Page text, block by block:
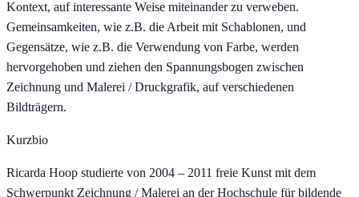
Kontext, auf interessante Weise miteinander zu verweben.
Gemeinsamkeiten, wie z.B. die Arbeit mit Schablonen, und
Gegensätze, wie z.B. die Verwendung von Farbe, werden
hervorgehoben und ziehen den Spannungsbogen zwischen
Zeichnung und Malerei / Druckgrafik, auf verschiedenen
Bildträgern.
Kurzbio
Ricarda Hoop studierte von 2004 – 2011 freie Kunst mit dem
Schwerpunkt Zeichnung / Malerei an der Hochschule für bildende